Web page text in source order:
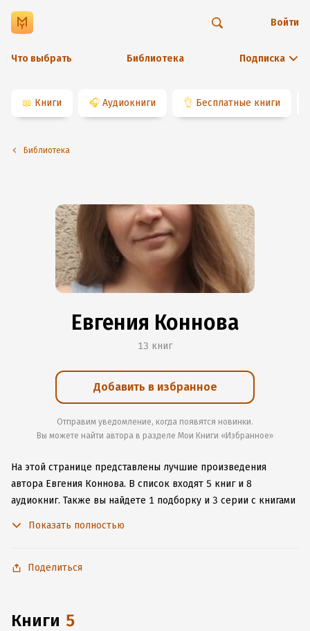
Что выбрать Библиотека Подписка
Войти
📖 Книги 🎧 Аудиокниги 👌 Бесплатные книги
Библиотека
Евгения Коннова
13 книг
Добавить в избранное
Отправим уведомление, когда появятся новинки.
Вы можете найти автора в разделе Мои Книги «Избранное»
На этой странице представлены лучшие произведения
автора Евгения Коннова. В список входят 5 книг и 8
аудиокниг. Также вы найдете 1 подборку и 3 серии с книгами
iOS или Android, чтобы не расставаться с любимыми
Показать полностью
Поделиться
книги 5